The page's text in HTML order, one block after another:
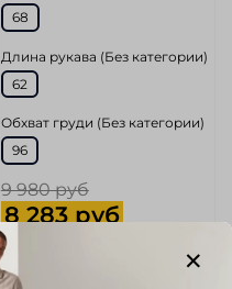
68
Длина рукава (Без категории)
62
Обхват груди (Без категории)
96
9 980 руб
8 283 руб